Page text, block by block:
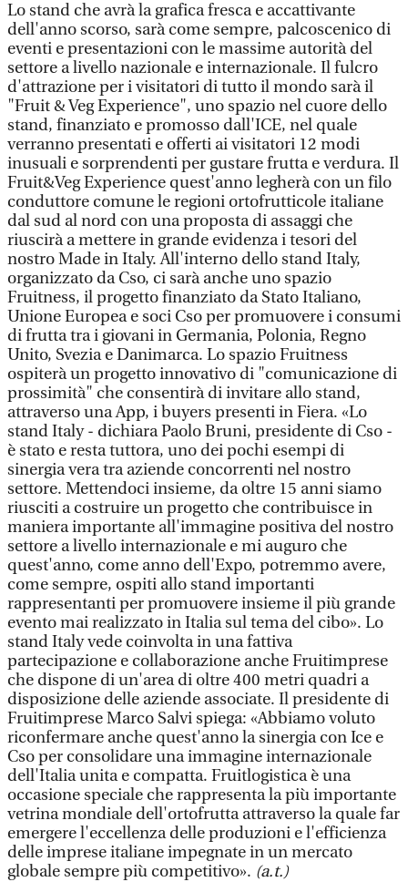
Lo stand che avrà la grafica fresca e accattivante
dell'anno scorso, sarà come sempre, palcoscenico di
eventi e presentazioni con le massime autorità del
settore a livello nazionale e internazionale. Il fulcro
d'attrazione per i visitatori di tutto il mondo sarà il
"Fruit & Veg Experience", uno spazio nel cuore dello
stand, finanziato e promosso dall'ICE, nel quale
verranno presentati e offerti ai visitatori 12 modi
inusuali e sorprendenti per gustare frutta e verdura. Il
Fruit&Veg Experience quest'anno legherà con un filo
conduttore comune le regioni ortofrutticole italiane
dal sud al nord con una proposta di assaggi che
riuscirà a mettere in grande evidenza i tesori del
nostro Made in Italy. All'interno dello stand Italy,
organizzato da Cso, ci sarà anche uno spazio
Fruitness, il progetto finanziato da Stato Italiano,
Unione Europea e soci Cso per promuovere i consumi
di frutta tra i giovani in Germania, Polonia, Regno
Unito, Svezia e Danimarca. Lo spazio Fruitness
ospiterà un progetto innovativo di "comunicazione di
prossimità" che consentirà di invitare allo stand,
attraverso una App, i buyers presenti in Fiera. «Lo
stand Italy - dichiara Paolo Bruni, presidente di Cso -
è stato e resta tuttora, uno dei pochi esempi di
sinergia vera tra aziende concorrenti nel nostro
settore. Mettendoci insieme, da oltre 15 anni siamo
riusciti a costruire un progetto che contribuisce in
maniera importante all'immagine positiva del nostro
settore a livello internazionale e mi auguro che
quest'anno, come anno dell'Expo, potremmo avere,
come sempre, ospiti allo stand importanti
rappresentanti per promuovere insieme il più grande
evento mai realizzato in Italia sul tema del cibo». Lo
stand Italy vede coinvolta in una fattiva
partecipazione e collaborazione anche Fruitimprese
che dispone di un'area di oltre 400 metri quadri a
disposizione delle aziende associate. Il presidente di
Fruitimprese Marco Salvi spiega: «Abbiamo voluto
riconfermare anche quest'anno la sinergia con Ice e
Cso per consolidare una immagine internazionale
dell'Italia unita e compatta. Fruitlogistica è una
occasione speciale che rappresenta la più importante
vetrina mondiale dell'ortofrutta attraverso la quale far
emergere l'eccellenza delle produzioni e l'efficienza
delle imprese italiane impegnate in un mercato
globale sempre più competitivo». (a.t.)